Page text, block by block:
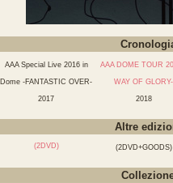
AAA Special Live 2016 in
Dome -FANTASTIC OVER-
2017
AAA DOME TOUR
WAY OF GLORY-
2018
Altre
(2DVD) (2DVD+GOODS)